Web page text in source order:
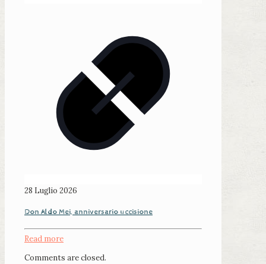
28 Luglio 2026
Don Aldo Mei, anniversario uccisione
Read more
Comments are closed.